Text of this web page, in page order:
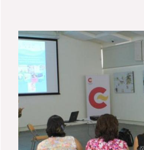
mujeres”, así lo
costumbre se vuelve
PARAGUA viajamos por los departamentos
de Chinandega y León
mujeres lideresas y
de Agua Potable y
mostraron cómo las